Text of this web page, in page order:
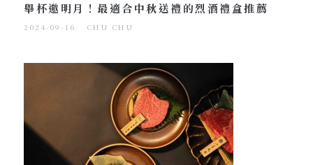
舉杯邀明月！最適合中秋送禮的烈酒禮盒推薦
2024-09-16 CHU CHU